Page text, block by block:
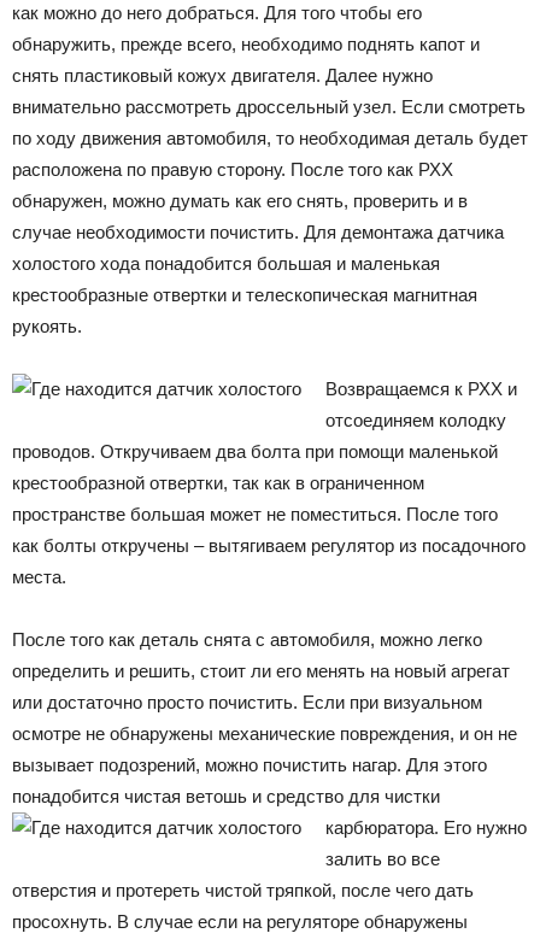
как можно до него добраться. Для того чтобы его
обнаружить, прежде всего, необходимо поднять капот и
снять пластиковый кожух двигателя. Далее нужно
внимательно рассмотреть дроссельный узел. Если смотреть
по ходу движения автомобиля, то необходимая деталь будет
расположена по правую сторону. После того как РХХ
обнаружен, можно думать как его снять, проверить и в
случае необходимости почистить. Для демонтажа датчика
холостого хода понадобится большая и маленькая
крестообразные отвертки и телескопическая магнитная
рукоять.
Возвращаемся к РХХ и
отсоединяем колодку
проводов. Откручиваем два болта при помощи маленькой
крестообразной отвертки, так как в ограниченном
пространстве большая может не поместиться. После того
как болты откручены – вытягиваем регулятор из посадочного
места.
После того как деталь снята с автомобиля, можно легко
определить и решить, стоит ли его менять на новый агрегат
или достаточно просто почистить. Если при визуальном
осмотре не обнаружены механические повреждения, и он не
вызывает подозрений, можно почистить нагар. Для этого
понадобится чистая ветошь и средство для чистки
карбюратора. Его нужно
залить во все
отверстия и протереть чистой тряпкой, после чего дать
просохнуть. В случае если на регуляторе обнаружены